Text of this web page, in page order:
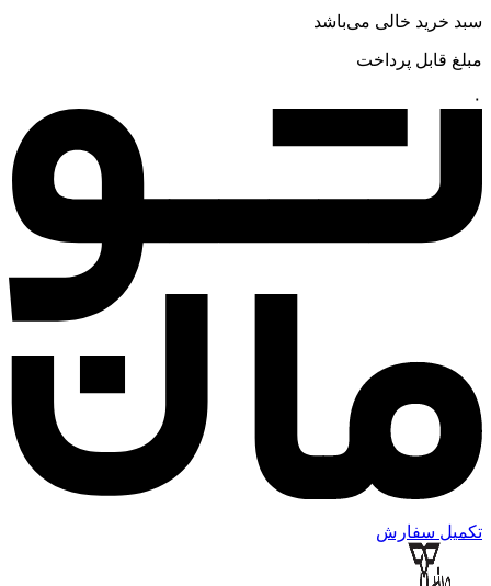
سبد خرید خالی می‌باشد
مبلغ قابل پرداخت
۰
تکمیل سفارش